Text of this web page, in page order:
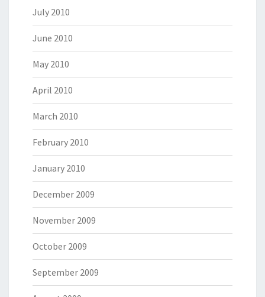
July 2010
June 2010
May 2010
April 2010
March 2010
February 2010
January 2010
December 2009
November 2009
October 2009
September 2009